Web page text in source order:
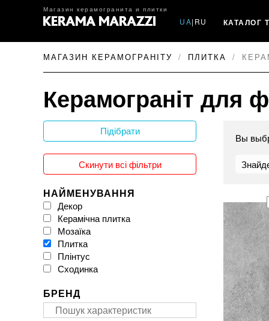
Магазин керамогранита и плитки
UA| RU КАТАЛОГ
МАГАЗИН КЕРАМОГРАНІТУ ПЛИТКА
Керамограніт для
Вы
Підібрати
Скинути всі фільтри
НАЙМЕНУВАННЯ
Декор
Керамічна плитка
Мозаїка
Плитка
Плінтус
Сходинка
БРЕНД